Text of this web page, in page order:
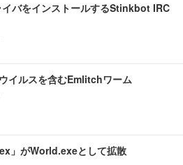
バをインストールするStinkbot IRC
イルスを含むEmlitchワーム
」がWorld.exeとして拡散